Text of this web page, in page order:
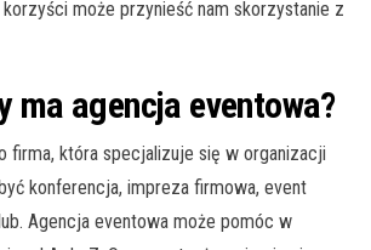
może przynieść nam skorzystanie z
ma agencja eventowa?
firma, która specjalizuje się w organizacji
konferencja, impreza firmowa, event
Agencja eventowa może pomóc w